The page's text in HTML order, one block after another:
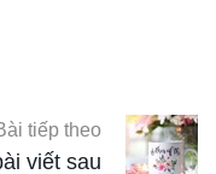
tiếp theo
viết sau